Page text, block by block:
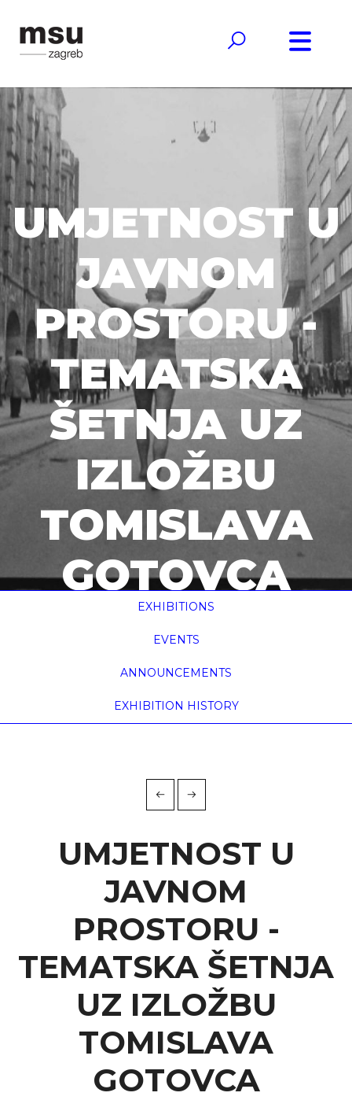
UMJETNOST U
JAVNOM
PROSTORU -
TEMATSKA
ŠETNJA UZ
IZLOŽBU
TOMISLAVA
GOTOVCA
uz izložbu ...
EXHIBITIONS
EVENTS
ANNOUNCEMENTS
EXHIBITION HISTORY
UMJETNOST U
JAVNOM
PROSTORU -
TEMATSKA ŠETNJA
UZ IZLOŽBU
TOMISLAVA
GOTOVCA